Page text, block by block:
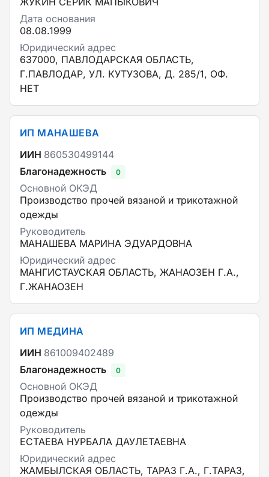
Дата основания
08.08.1999
Юридический адрес
637000, ПАВЛОДАРСКАЯ ОБЛАСТЬ,
Г.ПАВЛОДАР, УЛ. КУТУЗОВА, Д. 285/1, ОФ.
НЕТ
ИП МАНАШЕВА
ИИН 860530499144
Благонадежность
0
Основной ОКЭД
Производство прочей вязаной и трикотажной
одежды
Руководитель
МАНАШЕВА МАРИНА ЭДУАРДОВНА
Юридический адрес
МАНГИСТАУСКАЯ ОБЛАСТЬ, ЖАНАОЗЕН Г.А.,
Г.ЖАНАОЗЕН
ИП МЕДИНА
ИИН 861009402489
Благонадежность
0
Основной ОКЭД
Производство прочей вязаной и трикотажной
одежды
Руководитель
ЕСТАЕВА НУРБАЛА ДАУЛЕТАЕВНА
Юридический адрес
ЖАМБЫЛСКАЯ ОБЛАСТЬ, ТАРАЗ Г.А., Г.ТАРАЗ,